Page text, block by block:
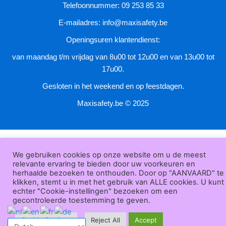
Telefoonnummer: 09 253 85 33
E-mailadres: info@maxisafety.be
Openingsuren klantendienst:
van maandag t/m vrijdag van 8u00 tot 12u00 en van 13u00 tot
17u00.
Gesloten in het weekend en op feestdagen.
Maxisafety.be © 2025
We gebruiken cookies op onze website om u de meest
relevante ervaring te bieden door uw voorkeuren en
herhaalde bezoeken te onthouden. Door op "AANVAARD" te
klikken, stemt u in met het gebruik van ALLE cookies. U kunt
echter "Cookie-instellingen" bezoeken om een
gecontroleerde toestemming te geven.
Cookie Settings Reject All Accept